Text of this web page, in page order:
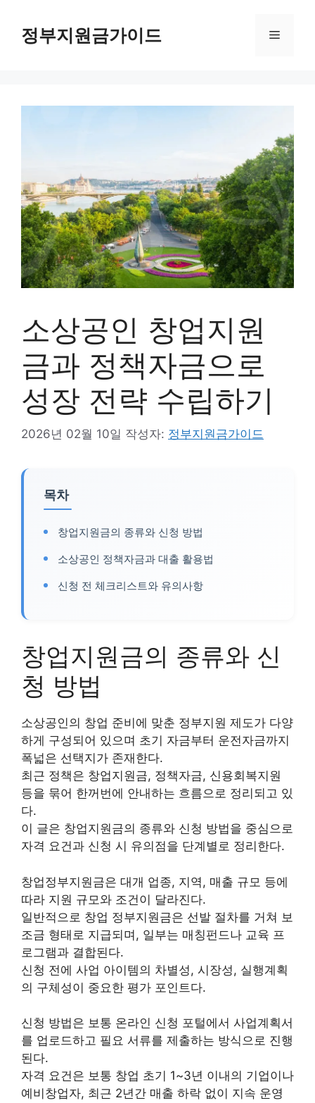
정부지원금가이드 메
소상공인 창업지원
금과 정책자금으로
성장 전략 수립하기
2026년 02월 10일 작성자: 정부지원금가이드
목차
창업지원금의 종류와 신청 방법
소상공인 정책자금과 대출 활용법
신청 전 체크리스트와 유의사항
창업지원금의 종류와 신
청 방법
소상공인의 창업 준비에 맞춘 정부지원 제도가 다양
하게 구성되어 있으며 초기 자금부터 운전자금까지
폭넓은 선택지가 존재한다.
최근 정책은 창업지원금, 정책자금, 신용회복지원
등을 묶어 한꺼번에 안내하는 흐름으로 정리되고 있
다.
이 글은 창업지원금의 종류와 신청 방법을 중심으로
자격 요건과 신청 시 유의점을 단계별로 정리한다.
창업정부지원금은 대개 업종, 지역, 매출 규모 등에
따라 지원 규모와 조건이 달라진다.
일반적으로 창업 정부지원금은 선발 절차를 거쳐 보
조금 형태로 지급되며, 일부는 매칭펀드나 교육 프
로그램과 결합된다.
신청 전에 사업 아이템의 차별성, 시장성, 실행계획
의 구체성이 중요한 평가 포인트다.
신청 방법은 보통 온라인 신청 포털에서 사업계획서
를 업로드하고 필요 서류를 제출하는 방식으로 진행
된다.
자격 요건은 보통 창업 초기 1~3년 이내의 기업이나
예비창업자, 최근 2년간 매출 하락 없이 지속 운영